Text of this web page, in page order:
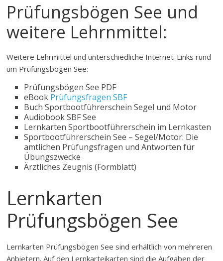
Prüfungsbögen See und
weitere Lehrnmittel:
Weitere Lehrmittel und unterschiedliche Internet-Links rund
um Prüfungsbögen See:
Prüfungsbögen See PDF
eBook Prüfungsfragen SBF
Buch Sportbootführerschein Segel und Motor
Audiobook SBF See
Lernkarten Sportbootführerschein im Lernkasten
Sportbootführerschein See – Segel/Motor: Die
amtlichen Prüfungsfragen und Antworten für
Übungszwecke
Ärztliches Zeugnis (Formblatt)
Lernkarten
Prüfungsbögen See
Lernkarten Prüfungsbögen See sind erhältlich von mehreren
Anbietern. Auf den Lernkarteikarten sind die Aufgaben der